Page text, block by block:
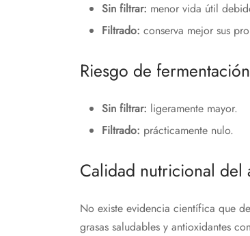
Sin filtrar: menor vida útil
Filtrado: conserva mejor sus
Riesgo de fermentación
Sin filtrar: ligeramente mayor.
Filtrado: prácticamente nulo.
Calidad nutricional del
No existe evidencia científica que
grasas saludables y antioxidantes